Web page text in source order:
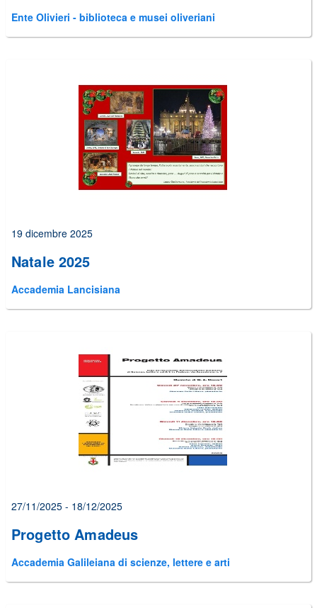
Ente Olivieri - biblioteca e musei oliveriani
19 dicembre 2025
Natale 2025
Accademia Lancisiana
27/11/2025 - 18/12/2025
Progetto Amadeus
Accademia Galileiana di scienze, lettere e arti